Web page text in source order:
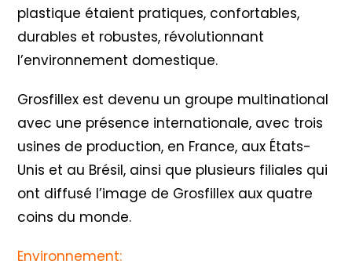
plastique étaient pratiques, confortables,
durables et robustes, révolutionnant
l’environnement domestique.
Grosfillex est devenu un groupe multinational
avec une présence internationale, avec trois
usines de production, en France, aux États-
Unis et au Brésil, ainsi que plusieurs filiales qui
ont diffusé l’image de Grosfillex aux quatre
coins du monde.
Environnement: